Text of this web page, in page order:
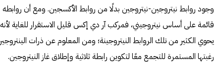
وجود روابط نيتروجين-نيتروجين بدلًا من روابط الأكسجين. ومع أن روابطه
قائمة على أساس نيتروجيني، فمركب آر دي إكس قليل الاستقرار للغاية لأنه
يحوي الكثير من تلك الروابط النيتروجينة؛ ومن المعلوم عن ذرات
رغبتها المستمرة للتجمع معًا لتكوين رابطة ثلاثية وإطلاق غاز النيتروجين.